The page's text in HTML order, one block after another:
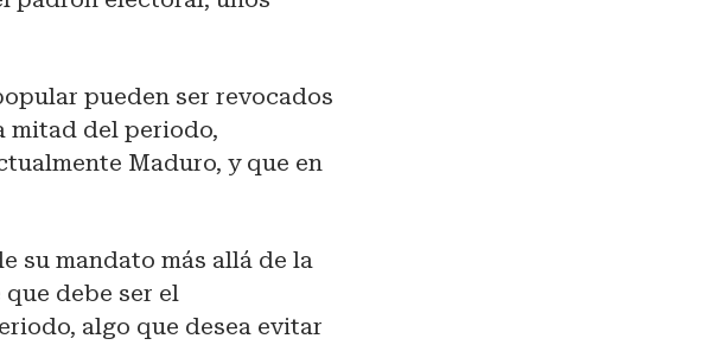
pueden ser revocados
mitad del periodo,
Maduro, y que en
su mandato más allá de la
debe ser el
algo que desea evitar